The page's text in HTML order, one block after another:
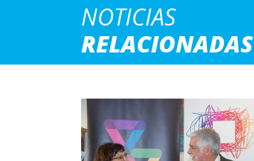
NOTICIAS
RELACIONADAS